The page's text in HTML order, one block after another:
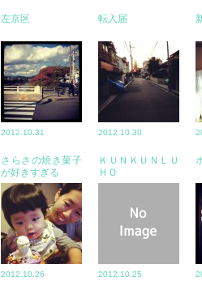
左京区
2012.10.31
転入届
2012.10.30
さらさの焼き菓子
が好きすぎる
2012.10.26
ＫＵＮＫＵＮＬＵ
ＨＯ
2012.10.25